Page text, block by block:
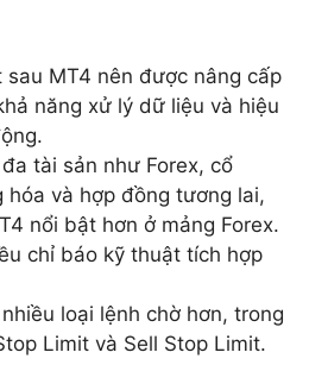
sau MT4 nên được nâng cấp
năng xử lý dữ liệu và hiệu
tài sản như Forex, cổ
hóa và hợp đồng tương lai,
nổi bật hơn ở mảng Forex.
chỉ báo kỹ thuật tích hợp
loại lệnh chờ hơn, trong
Limit và Sell Stop Limit.